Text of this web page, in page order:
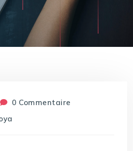
0 Commentaire